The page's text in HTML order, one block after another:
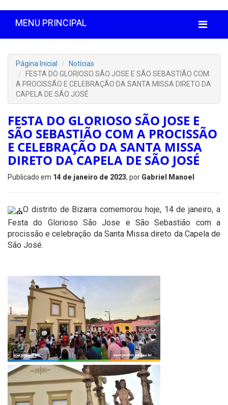
MENU PRINCIPAL
Página Inicial
Notícias
FESTA DO GLORIOSO SÃO JOSE E SÃO SEBASTIÃO COM
A PROCISSÃO E CELEBRAÇÃO DA SANTA MISSA DIRETO DA
CAPELA DE SÃO JOSÉ
FESTA DO GLORIOSO SÃO JOSE E
SÃO SEBASTIÃO COM A PROCISSÃO
E CELEBRAÇÃO DA SANTA MISSA
DIRETO DA CAPELA DE SÃO JOSÉ
Publicado em 14 de janeiro de 2023, por Gabriel Manoel
O distrito de Bizarra comemorou hoje, 14 de janeiro, a
Festa do Glorioso São Jose e São Sebastião com a
procissão e celebração da Santa Missa direto da Capela de
São José.